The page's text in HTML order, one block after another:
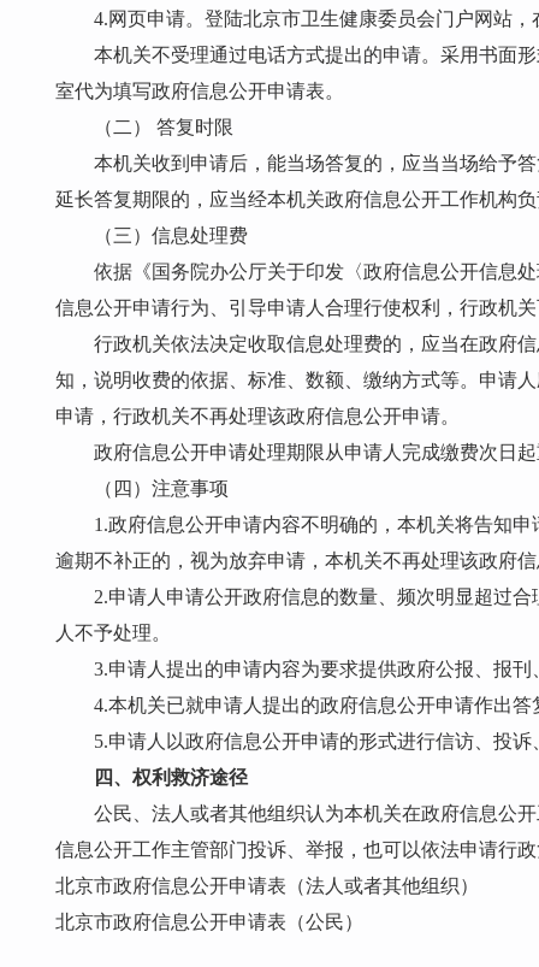
4.网页申请。登陆北京市卫生健康委员会门户网站
本机关不受理通过电话方式提出的申请。采用书面
室代为填写政府信息公开申请表。
（二） 答复时限
本机关收到申请后，能当场答复的，应当当场给予
延长答复期限的，应当经本机关政府信息公开工作机构
（三）信息处理费
依据《国务院办公厅关于印发〈政府信息公开信息
信息公开申请行为、引导申请人合理行使权利，行政机
行政机关依法决定收取信息处理费的，应当在政府
知，说明收费的依据、标准、数额、缴纳方式等。申请
申请，行政机关不再处理该政府信息公开申请。
政府信息公开申请处理期限从申请人完成缴费次日
（四）注意事项
1.政府信息公开申请内容不明确的，本机关将告知
逾期不补正的，视为放弃申请，本机关不再处理该政府
2.申请人申请公开政府信息的数量、频次明显超过
人不予处理。
3.申请人提出的申请内容为要求提供政府公报、报
4.本机关已就申请人提出的政府信息公开申请作出
5.申请人以政府信息公开申请的形式进行信访、投
四、权利救济途径
公民、法人或者其他组织认为本机关在政府信息公
信息公开工作主管部门投诉、举报，也可以依法申请行
北京市政府信息公开申请表（法人或者其他组织）
北京市政府信息公开申请表（公民）